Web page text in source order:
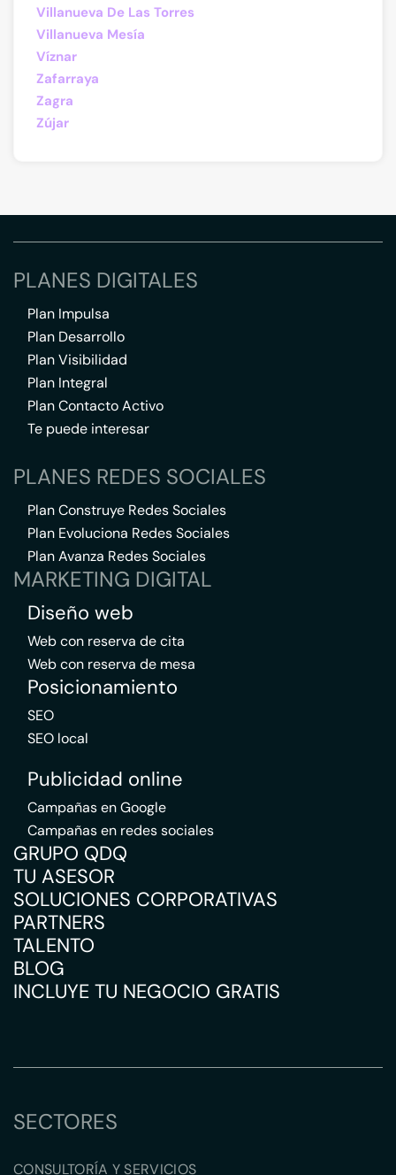
Villanueva De Las Torres
Villanueva Mesía
Víznar
Zafarraya
Zagra
Zújar
PLANES DIGITALES
Plan Impulsa
Plan Desarrollo
Plan Visibilidad
Plan Integral
Plan Contacto Activo
Te puede interesar
PLANES REDES SOCIALES
Plan Construye Redes Sociales
Plan Evoluciona Redes Sociales
Plan Avanza Redes Sociales
MARKETING DIGITAL
Diseño web
Web con reserva de cita
Web con reserva de mesa
Posicionamiento
SEO
SEO local
Publicidad online
Campañas en Google
Campañas en redes sociales
GRUPO QDQ
TU ASESOR
SOLUCIONES CORPORATIVAS
PARTNERS
TALENTO
BLOG
INCLUYE TU NEGOCIO GRATIS
SECTORES
CONSULTORÍA Y SERVICIOS